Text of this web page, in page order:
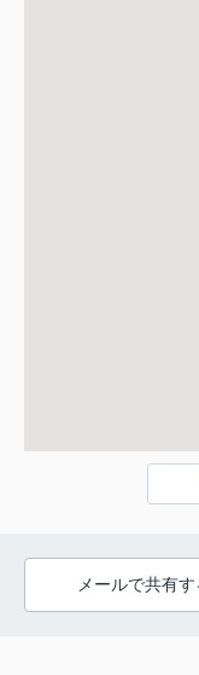
メールで共有す